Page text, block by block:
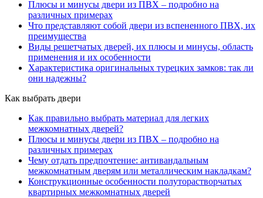
Плюсы и минусы двери из ПВХ – подробно на
различных примерах
Что представляют собой двери из вспененного ПВХ, их
преимущества
Виды решетчатых дверей, их плюсы и минусы, область
применения и их особенности
Характеристика оригинальных турецких замков: так ли
они надежны?
Как выбрать двери
Как правильно выбрать материал для легких
межкомнатных дверей?
Плюсы и минусы двери из ПВХ – подробно на
различных примерах
Чему отдать предпочтение: антивандальным
межкомнатным дверям или металлическим накладкам?
Конструкционные особенности полуторастворчатых
квартирных межкомнатных дверей